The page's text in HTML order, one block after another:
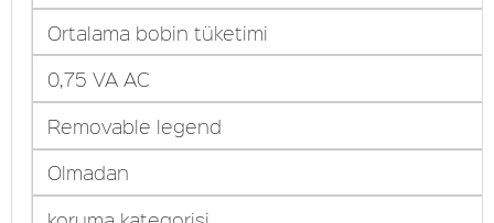
Ortalama bobin tüketimi
0,75 VA AC
Removable legend
Olmadan